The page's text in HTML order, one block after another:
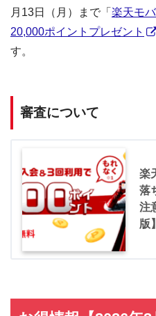
月13日（月）まで「 楽天モ
20,000ポイントプレゼント
す。
審査について
楽
落
注
版】